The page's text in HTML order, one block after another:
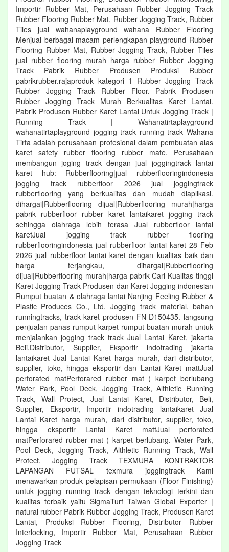
Importir Rubber Mat, Perusahaan Rubber Jogging Track
Rubber Flooring Rubber Mat, Rubber Jogging Track, Rubber
Tiles jual wahanaplayground wahana Rubber Flooring
Menjual berbagai macam perlengkapan playground Rubber
Flooring Rubber Mat, Rubber Jogging Track, Rubber Tiles
jual rubber flooring murah harga rubber Rubber Jogging
Track Pabrik Rubber Produsen Produksi Rubber
pabrikrubber.rajaproduk kategori 1 Rubber Jogging Track
Rubber Jogging Track Rubber Floor. Pabrik Produsen
Rubber Jogging Track Murah Berkualitas Karet Lantai.
Pabrik Produsen Rubber Karet Lantai Untuk Jogging Track |
Running Track | Wahanatirtaplayground
wahanatirtaplayground jogging track running track Wahana
Tirta adalah perusahaan profesional dalam pembuatan alas
karet safety rubber flooring rubber mate. Perusahaan
membangun joging track dengan jual joggingtrack lantai
karet hub: Rubberflooring|jual rubberflooringindonesia
jogging track rubberfloor 2026 jual joggingtrack
rubberflooring yang berkualitas dan mudah diaplikasi.
dihargai|Rubberflooring dijual|Rubberflooring murah|harga
pabrik rubberfloor rubber karet lantaikaret jogging track
sehingga olahraga lebih terasa Jual rubberfloor lantai
karetJual jogging track rubber flooring
rubberflooringindonesia jual rubberfloor lantai karet 28 Feb
2026 jual rubberfloor lantai karet dengan kualitas baik dan
harga terjangkau, dihargai|Rubberflooring
dijual|Rubberflooring murah|harga pabrik Cari Kualitas tinggi
Karet Jogging Track Produsen dan Karet Jogging indonesian
Rumput buatan & olahraga lantai Nanjing Feeling Rubber &
Plastic Produces Co., Ltd. Jogging track material, bahan
runningtracks, track karet produsen FN D150435. langsung
penjualan panas rumput karpet rumput buatan murah untuk
menjalankan jogging track track Jual Lantai Karet, jakarta
Beli,Distributor, Supplier, Eksportir indotrading jakarta
lantaikaret Jual Lantai Karet harga murah, dari distributor,
supplier, toko, hingga eksportir dan Lantai Karet mattJual
perforated matPerforared rubber mat ( karpet berlubang
Water Park, Pool Deck, Jogging Track, Althletic Running
Track, Wall Protect, Jual Lantai Karet, Distributor, Beli,
Supplier, Eksportir, Importir indotrading lantaikaret Jual
Lantai Karet harga murah, dari distributor, supplier, toko,
hingga eksportir Lantai Karet mattJual perforated
matPerforared rubber mat ( karpet berlubang. Water Park,
Pool Deck, Jogging Track, Althletic Running Track, Wall
Protect, Jogging Track TEXMURA KONTRAKTOR
LAPANGAN FUTSAL texmura joggingtrack Kami
menawarkan produk pelapisan permukaan (Floor Finishing)
untuk jogging running track dengan teknologi terkini dan
kualitas terbaik yaitu SigmaTurf Taiwan Global Exporter |
natural rubber Pabrik Rubber Jogging Track, Produsen Karet
Lantai, Produksi Rubber Flooring, Distributor Rubber
Interlocking, Importir Rubber Mat, Perusahaan Rubber
Jogging Track